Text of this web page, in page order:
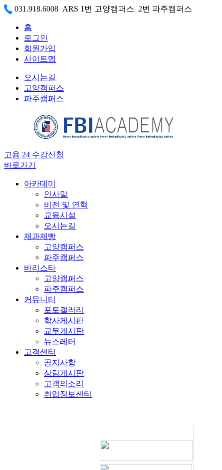
031.918.6008 ARS 1번 고양캠퍼스 2번 파주캠퍼스
홈
로그인
회원가입
사이트맵
오시는길
고양캠퍼스
파주캠퍼스
고용 24 수강신청
바로가기
아카데미
인사말
비전 및 연혁
교육시설
오시는길
제과제빵
고양캠퍼스
파주캠퍼스
바리스타
고양캠퍼스
파주캠퍼스
커뮤니티
포토갤러리
학사게시판
교무게시판
뉴스레터
고객센터
공지사항
상담게시판
고객의소리
취업정보센터